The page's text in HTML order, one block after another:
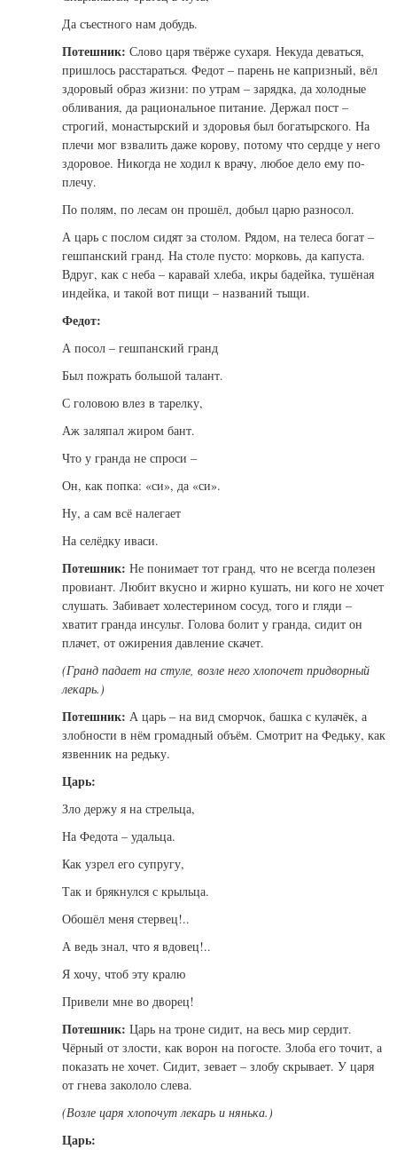
Да съестного нам добудь.
Потешник: Слово царя твёрже сухаря. Некуда деваться,
пришлось расстараться. Федот – парень не капризный, вёл
здоровый образ жизни: по утрам – зарядка, да холодные
обливания, да рациональное питание. Держал пост –
строгий, монастырский и здоровья был богатырского. На
плечи мог взвалить даже корову, потому что сердце у него
здоровое. Никогда не ходил к врачу, любое дело ему по-
плечу.
По полям, по лесам он прошёл, добыл царю разносол.
А царь с послом сидят за столом. Рядом, на телеса богат –
гешпанский гранд. На столе пусто: морковь, да капуста.
Вдруг, как с неба – каравай хлеба, икры бадейка, тушёная
индейка, и такой вот пищи – названий тыщи.
Федот:
А посол – гешпанский гранд
Был пожрать большой талант.
С головою влез в тарелку,
Аж заляпал жиром бант.
Что у гранда не спроси –
Он, как попка: «си», да «си».
Ну, а сам всё налегает
На селёдку иваси.
Потешник: Не понимает тот гранд, что не всегда полезен
провиант. Любит вкусно и жирно кушать, ни кого не хочет
слушать. Забивает холестерином сосуд, того и гляди –
хватит гранда инсульт. Голова болит у гранда, сидит он
плачет, от ожирения давление скачет.
(Гранд падает на стуле, возле него хлопочет придворный
лекарь.)
Потешник: А царь – на вид сморчок, башка с кулачёк, а
злобности в нём громадный объём. Смотрит на Федьку, как
язвенник на редьку.
Царь:
Зло держу я на стрельца,
На Федота – удальца.
Как узрел его супругу,
Так и брякнулся с крыльца.
Обошёл меня стервец!..
А ведь знал, что я вдовец!..
Я хочу, чтоб эту кралю
Привели мне во дворец!
Потешник: Царь на троне сидит, на весь мир сердит.
Чёрный от злости, как ворон на погосте. Злоба его точит, а
показать не хочет. Сидит, зевает – злобу скрывает. У царя
от гнева закололо слева.
(Возле царя хлопочут лекарь и нянька.)
Царь: